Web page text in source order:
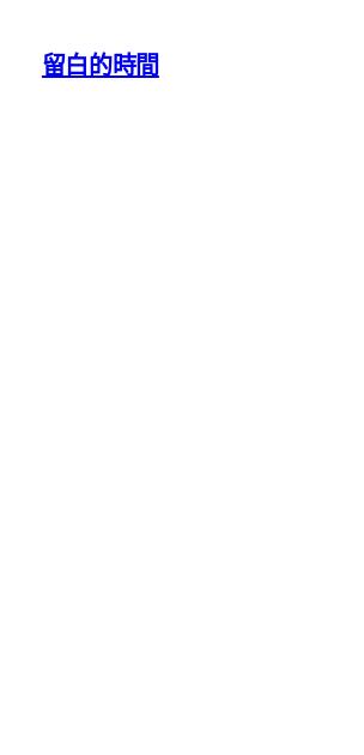
留白的時間